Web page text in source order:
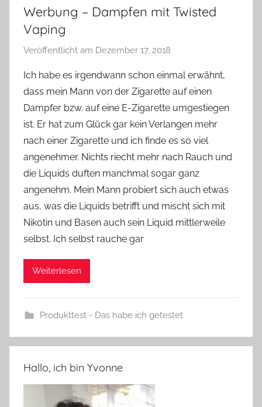
vieles
mehr
Werbung – Dampfen mit Twisted
Vaping
Veröffentlicht am Dezember 17, 2018
n
Y
v
o
n
n
e
Ich habe es irgendwann schon einmal erwähnt,
dass mein Mann von der Zigarette auf einen
Dampfer bzw. auf eine E-Zigarette umgestiegen
ist. Er hat zum Glück gar kein Verlangen mehr
nach einer Zigarette und ich finde es so viel
angenehmer. Nichts riecht mehr nach Rauch und
die Liquids duften manchmal sogar ganz
angenehm. Mein Mann probiert sich auch etwas
aus, was die Liquids betrifft und mischt sich mit
Nikotin und Basen auch sein Liquid mittlerweile
selbst. Ich selbst rauche gar
Weiterlesen
Produkttest - Das habe ich getestet
Hallo, ich bin Yvonne